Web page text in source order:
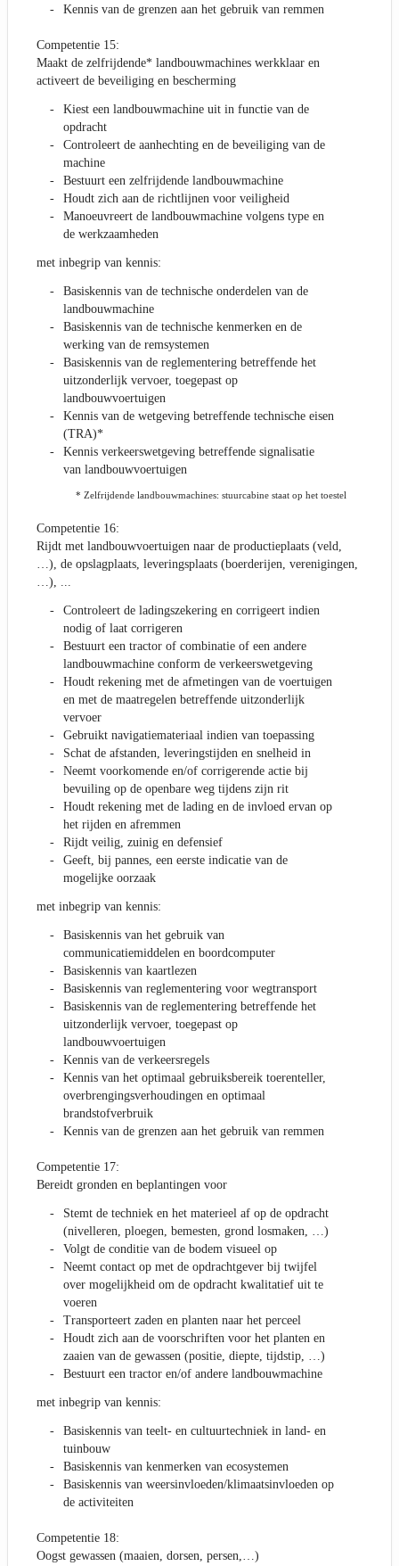
Kennis van de grenzen aan het gebruik van remmen
Competentie 15:
Maakt de zelfrijdende* landbouwmachines werkklaar en
activeert de beveiliging en bescherming
Kiest een landbouwmachine uit in functie van de
opdracht
Controleert de aanhechting en de beveiliging van de
machine
Bestuurt een zelfrijdende landbouwmachine
Houdt zich aan de richtlijnen voor veiligheid
Manoeuvreert de landbouwmachine volgens type en
de werkzaamheden
met inbegrip van kennis:
Basiskennis van de technische onderdelen van de
landbouwmachine
Basiskennis van de technische kenmerken en de
werking van de remsystemen
Basiskennis van de reglementering betreffende het
uitzonderlijk vervoer, toegepast op
landbouwvoertuigen
Kennis van de wetgeving betreffende technische eisen
(TRA)*
Kennis verkeerswetgeving betreffende signalisatie
van landbouwvoertuigen
* Zelfrijdende landbouwmachines: stuurcabine staat op het toestel
Competentie 16:
Rijdt met landbouwvoertuigen naar de productieplaats (veld,
…), de opslagplaats, leveringsplaats (boerderijen, verenigingen,
…), ...
Controleert de ladingszekering en corrigeert indien
nodig of laat corrigeren
Bestuurt een tractor of combinatie of een andere
landbouwmachine conform de verkeerswetgeving
Houdt rekening met de afmetingen van de voertuigen
en met de maatregelen betreffende uitzonderlijk
vervoer
Gebruikt navigatiemateriaal indien van toepassing
Schat de afstanden, leveringstijden en snelheid in
Neemt voorkomende en/of corrigerende actie bij
bevuiling op de openbare weg tijdens zijn rit
Houdt rekening met de lading en de invloed ervan op
het rijden en afremmen
Rijdt veilig, zuinig en defensief
Geeft, bij pannes, een eerste indicatie van de
mogelijke oorzaak
met inbegrip van kennis:
Basiskennis van het gebruik van
communicatiemiddelen en boordcomputer
Basiskennis van kaartlezen
Basiskennis van reglementering voor wegtransport
Basiskennis van de reglementering betreffende het
uitzonderlijk vervoer, toegepast op
landbouwvoertuigen
Kennis van de verkeersregels
Kennis van het optimaal gebruiksbereik toerenteller,
overbrengingsverhoudingen en optimaal
brandstofverbruik
Kennis van de grenzen aan het gebruik van remmen
Competentie 17:
Bereidt gronden en beplantingen voor
Stemt de techniek en het materieel af op de opdracht
(nivelleren, ploegen, bemesten, grond losmaken, …)
Volgt de conditie van de bodem visueel op
Neemt contact op met de opdrachtgever bij twijfel
over mogelijkheid om de opdracht kwalitatief uit te
voeren
Transporteert zaden en planten naar het perceel
Houdt zich aan de voorschriften voor het planten en
zaaien van de gewassen (positie, diepte, tijdstip, …)
Bestuurt een tractor en/of andere landbouwmachine
met inbegrip van kennis:
Basiskennis van teelt- en cultuurtechniek in land- en
tuinbouw
Basiskennis van kenmerken van ecosystemen
Basiskennis van weersinvloeden/klimaatsinvloeden op
de activiteiten
Competentie 18:
Oogst gewassen (maaien, dorsen, persen,…)